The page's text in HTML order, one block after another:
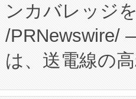
Fully-
プログラムに
に関する技術
構造化トレー
ーエネルギー
た。 Voltaiq独
定、統合、導
安全性を追跡
ンカバレッジ
/PRNewswire/
は、送電線の
や穀物倉庫に